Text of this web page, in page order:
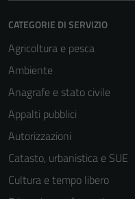
CATEGORIE DI SERVIZIO
Agricoltura e pesca
Ambiente
Anagrafe e stato civile
Appalti pubblici
Autorizzazioni
Catasto, urbanistica e SUE
Cultura e tempo libero